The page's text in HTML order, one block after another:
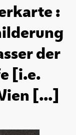
:
der
[i.e.
[...]